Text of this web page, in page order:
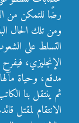
رضًا للتمكن من
ومن تلك الحال
التسلط على
الإنجليزي،
مدقع، وحياة
ثم ينتقل بنا
الانتقام لمقتل